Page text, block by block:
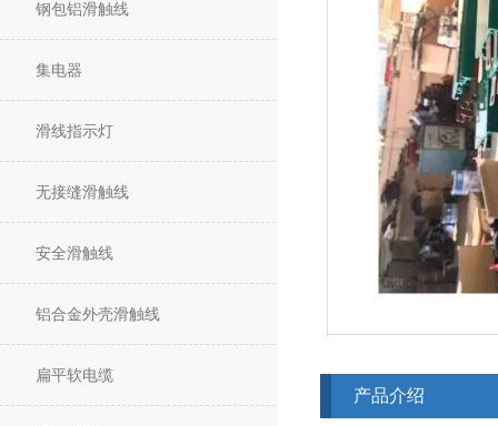
钢包铝滑触线
集电器
滑线指示灯
无接缝滑触线
安全滑触线
铝合金外壳滑触线
扁平软电缆
产品介绍